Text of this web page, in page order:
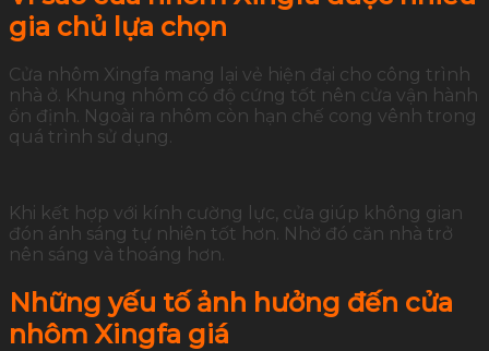
gia chủ lựa chọn
Cửa nhôm Xingfa mang lại vẻ hiện đại cho công trình
nhà ở. Khung nhôm có độ cứng tốt nên cửa vận hành
ổn định. Ngoài ra nhôm còn hạn chế cong vênh trong
quá trình sử dụng.
Khi kết hợp với kính cường lực, cửa giúp không gian
đón ánh sáng tự nhiên tốt hơn. Nhờ đó căn nhà trở
nên sáng và thoáng hơn.
Nhữngyếu tốảnh hưởng đến cửa
nhôm Xingfa giá